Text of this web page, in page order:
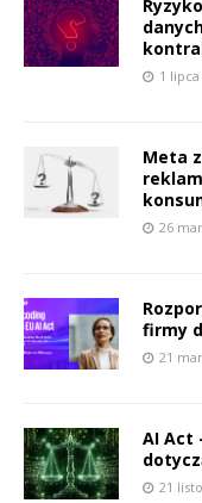
1 lipca
Meta
26
firmy
21
AI Act
21